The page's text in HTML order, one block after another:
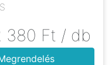
380 Ft / db